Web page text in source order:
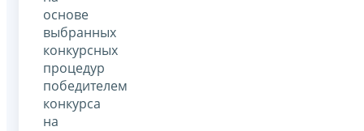
основе
выбранных
конкурсных
процедур
победителем
конкурса
на